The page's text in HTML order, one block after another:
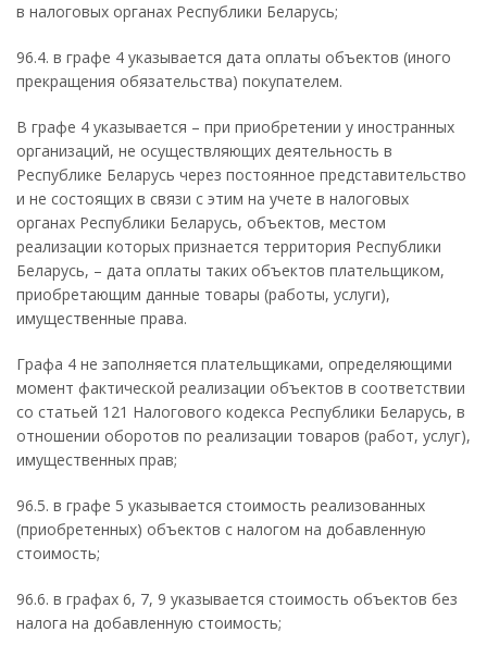
в налоговых органах Республики Беларусь;
96.4. в графе 4 указывается дата оплаты объектов (иного
прекращения обязательства) покупателем.
В графе 4 указывается – при приобретении у иностранных
организаций, не осуществляющих деятельность в
Республике Беларусь через постоянное представительство
и не состоящих в связи с этим на учете в налоговых
органах Республики Беларусь, объектов, местом
реализации которых признается территория Республики
Беларусь, – дата оплаты таких объектов плательщиком,
приобретающим данные товары (работы, услуги),
имущественные права.
Графа 4 не заполняется плательщиками, определяющими
момент фактической реализации объектов в соответствии
со статьей 121 Налогового кодекса Республики Беларусь, в
отношении оборотов по реализации товаров (работ, услуг),
имущественных прав;
96.5. в графе 5 указывается стоимость реализованных
(приобретенных) объектов с налогом на добавленную
стоимость;
96.6. в графах 6, 7, 9 указывается стоимость объектов без
налога на добавленную стоимость;